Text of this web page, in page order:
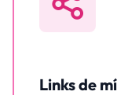
Links de